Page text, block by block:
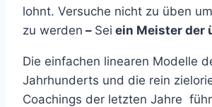
lohnt. Versuche nicht zu üben
zu werden – Sei ein Meister der
Die einfachen linearen Modelle
Jahrhunderts und die rein
Coachings der letzten Jahre